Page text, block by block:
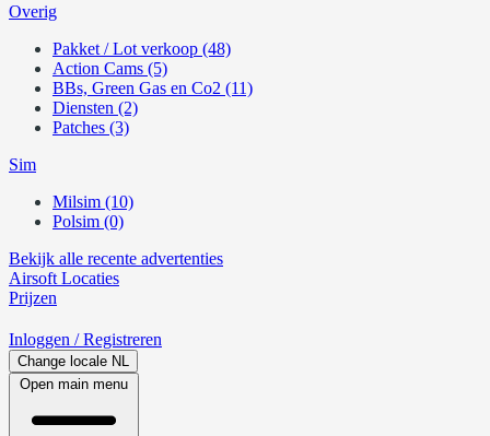
Overig
Pakket / Lot verkoop (48)
Action Cams (5)
BBs, Green Gas en Co2 (11)
Diensten (2)
Patches (3)
Sim
Milsim (10)
Polsim (0)
Bekijk alle recente advertenties
Airsoft Locaties
Prijzen
Inloggen / Registreren
Change locale NL
Open main menu